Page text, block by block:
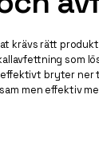
krävs rätt
som
bryter ner
men effektiv
vi